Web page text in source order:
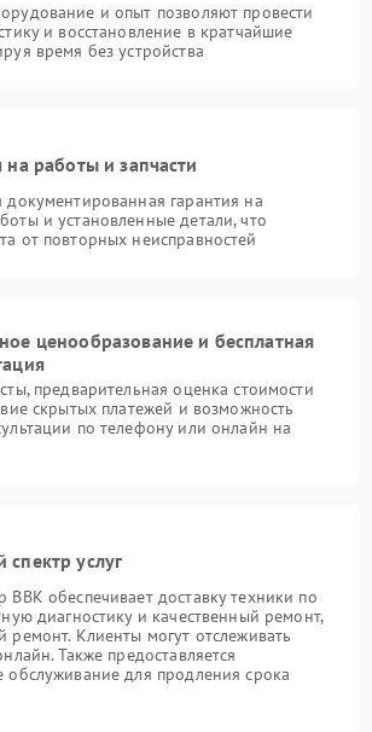
и опыт позволяют провести
и восстановление в кратчайшие
время без устройства
на работы и запчасти
документированная гарантия на
и установленные детали, что
от повторных неисправностей
ценообразование и бесплатная
предварительная оценка стоимости
скрытых платежей и возможность
по телефону или онлайн на
услуг
обеспечивает доставку техники по
диагностику и качественный ремонт,
ремонт. Клиенты могут отслеживать
Также предоставляется
обслуживание для продления срока